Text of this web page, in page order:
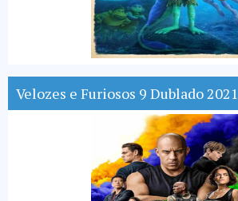
Velozes e Furiosos 9 Dublado 2021